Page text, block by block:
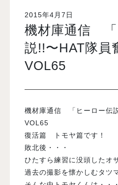
就職・デビュー
入試案内
オープンキャンパス
2015年4月7日
機材庫通信 「
説!!〜HAT隊員
VOL65
機材庫通信 「ヒーロー伝
VOL65
復活篇 トモヤ篇です！
敗北後・・・
ひたすら練習に没頭したオ
過去の撮影を懐かしむタツ